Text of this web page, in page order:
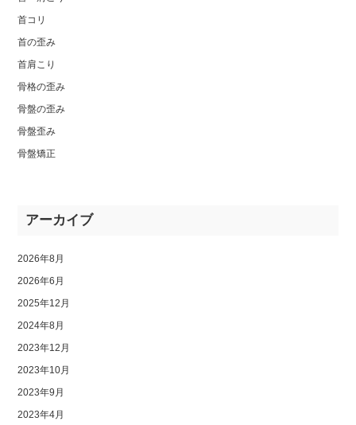
首コリ
首の歪み
首肩こり
骨格の歪み
骨盤の歪み
骨盤歪み
骨盤矯正
アーカイブ
2026年8月
2026年6月
2025年12月
2024年8月
2023年12月
2023年10月
2023年9月
2023年4月